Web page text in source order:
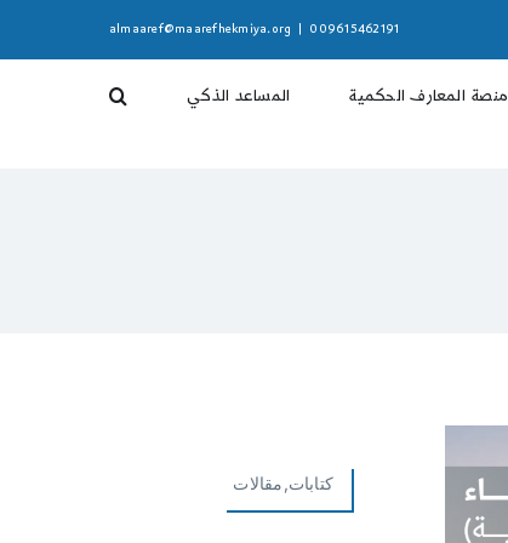
009615462191
almaaref@maarefhekmiya.org
منصة المعارف الحكمية المساعد الذكي
كتابات,مقالات